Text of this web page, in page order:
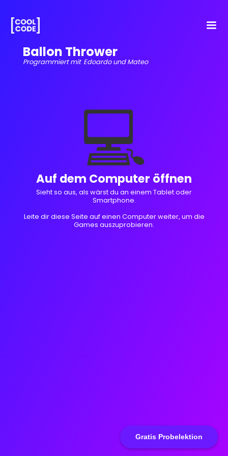
Gratis Probelektion
Ballon Thrower
Programmiert mit Edoardo und Mateo
💻
Auf dem Computer öffnen
Sieht so aus, als wärst du an einem Tablet oder
Smartphone.
Leite dir diese Seite auf einen Computer weiter, um die
Games auszuprobieren.